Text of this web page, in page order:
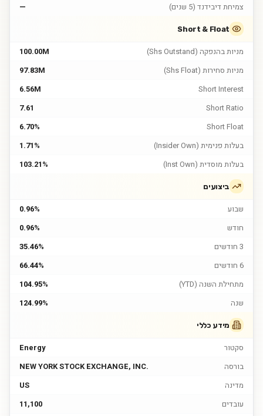
צמיחת דיבידנד (5 שנים)
—
Short & Float
מניות בהנפקה (Shs Outstand)
100.00M
מניות סחירות (Shs Float)
97.83M
Short Interest
6.56M
Short Ratio
7.61
Short Float
6.70%
בעלות פנימית (Insider Own)
1.71%
בעלות מוסדית (Inst Own)
103.21%
ביצועים
שבוע
0.96%
חודש
0.96%
3 חודשים
35.46%
6 חודשים
66.44%
מתחילת השנה (YTD)
104.95%
שנה
124.99%
מידע כללי
סקטור
Energy
בורסה
NEW YORK STOCK EXCHANGE, INC.
מדינה
US
עובדים
11,100